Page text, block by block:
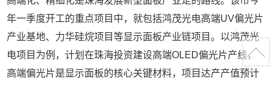
年一季度开工的重点项目中，就包括鸿茂光电高端UV偏光片
产业基地、力华硅烷项目等显示面板产业链项目。以鸿茂光
电项目为例，计划在珠海投资建设高端OLED偏光片产线，
高端偏光片是显示面板的核心关键材料，项目达产产值预计